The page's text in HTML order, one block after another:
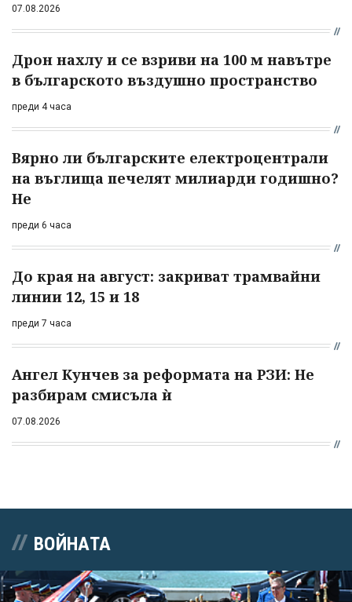
07.08.2026
Дрон нахлу и се взриви на 100 м навътре
в българското въздушно пространство
преди 4 часа
Вярно ли българските електроцентрали
на въглища печелят милиарди годишно?
Не
преди 6 часа
До края на август: закриват трамвайни
линии 12, 15 и 18
преди 7 часа
Ангел Кунчев за реформата на РЗИ: Не
разбирам смисъла ѝ
07.08.2026
ВОЙНАТА